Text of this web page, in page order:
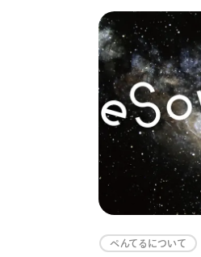
ぺんてるについて